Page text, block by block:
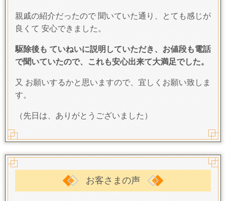
親戚の紹介だったので 聞いていた通り、とても感じが
良くて 安心できました。
駆除後も ていねいに説明していただき、お値段も電話
で聞いていたので、これも安心出来て大満足でした。
又 お願いするかと思いますので、宜しくお願い致しま
す。
（先日は、ありがとうございました）
お客さまの声